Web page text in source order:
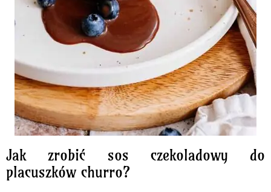
Jak zrobić sos czekoladowy do
placuszków churro?